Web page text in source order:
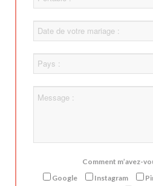
Date
votre
mariage
pays
Comment m’avez-
Google
Instagram